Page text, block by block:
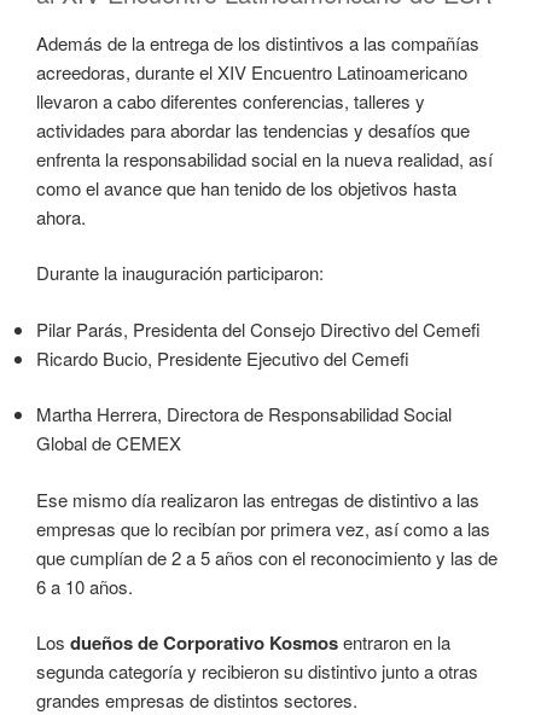
Además de la entrega de los distintivos a las compañías
acreedoras, durante el XIV Encuentro Latinoamericano
llevaron a cabo diferentes conferencias, talleres y
actividades para abordar las tendencias y desafíos que
enfrenta la responsabilidad social en la nueva realidad, así
como el avance que han tenido de los objetivos hasta
ahora.
Durante la inauguración participaron:
Pilar Parás, Presidenta del Consejo Directivo del Cemefi
Ricardo Bucio, Presidente Ejecutivo del Cemefi
Martha Herrera, Directora de Responsabilidad Social
Global de CEMEX
Ese mismo día realizaron las entregas de distintivo a las
empresas que lo recibían por primera vez, así como a las
que cumplían de 2 a 5 años con el reconocimiento y las de
6 a 10 años.
Los dueños de Corporativo Kosmosentraron en la
segunda categoría y recibieron su distintivo junto a otras
grandes empresas de distintos sectores.